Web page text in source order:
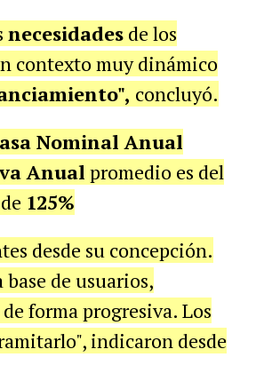
necesidadesde los
contexto muy dinámico
concluyó.
Nominal Anual
Anual promedio es del
125%
desde su concepción.
de usuarios,
forma progresiva. Los
indicaron desde